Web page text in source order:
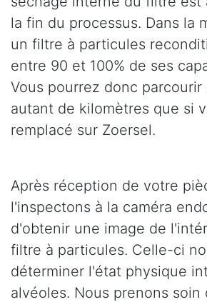
la fin du processus. Dans la
un filtre à particules
entre 90 et 100% de ses
Vous pourrez donc parcourir
autant de kilomètres que si
remplacé sur Zoersel.
Après réception de votre
l'inspectons à la caméra
d'obtenir une image de
filtre à particules. Celle-ci
déterminer l'état physique
alvéoles. Nous prenons soin